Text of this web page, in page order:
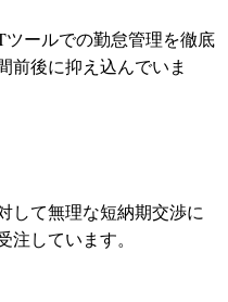
ツールでの勤怠管理を徹底
前後に抑え込んでいま
して無理な短納期交渉に
しています。